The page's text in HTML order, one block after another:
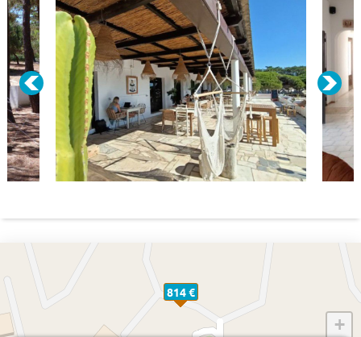
814 €
+